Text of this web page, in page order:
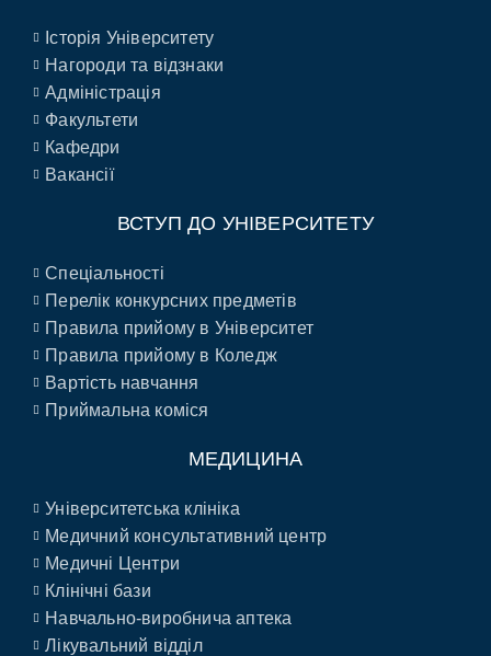
Історія Університету
Нагороди та відзнаки
Адміністрація
Факультети
Кафедри
Вакансії
ВСТУП ДО УНІВЕРСИТЕТУ
Спеціальності
Перелік конкурсних предметів
Правила прийому в Університет
Правила прийому в Коледж
Вартість навчання
Приймальна коміся
МЕДИЦИНА
Університетська клініка
Медичний консультативний центр
Медичні Центри
Клінічні бази
Навчально-виробнича аптека
Лікувальний відділ